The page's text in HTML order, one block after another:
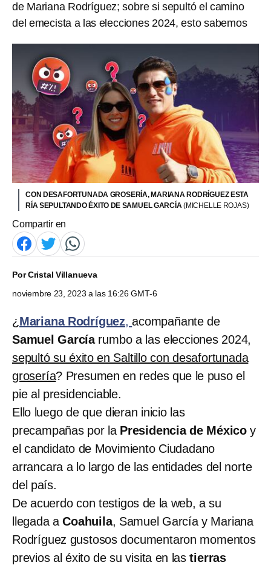
de Mariana Rodríguez; sobre si sepultó el camino
del emecista a las elecciones 2024, esto sabemos
CON DESAFORTUNADA GROSERÍA, MARIANA RODRÍGUEZ ESTA
RÍA SEPULTANDO ÉXITO DE SAMUEL GARCÍA(MICHELLE ROJAS)
Compartir en
PorCristal Villanueva
noviembre 23, 2023 a las 16:26 GMT-6
¿ Mariana Rodríguez,acompañante de
Samuel García rumbo a las elecciones 2024,
sepultó su éxito en Saltillo con desafortunada
grosería? Presumen en redes que le puso el
pie al presidenciable.
Ello luego de que dieran inicio las
precampañas por la Presidencia de Méxicoy
el candidato de Movimiento Ciudadano
arrancara a lo largo de las entidades del norte
del país.
De acuerdo con testigos de la web, a su
llegada aCoahuila, Samuel García y Mariana
Rodríguez gustosos documentaron momentos
previos al éxito de su visita en lastierras